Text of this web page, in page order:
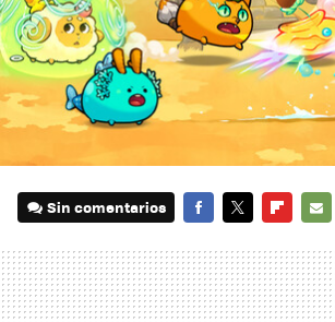
Sin comentarios
MAIL